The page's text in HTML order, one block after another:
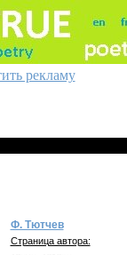
рекламу
Ф. Тютчев
Страница автора: